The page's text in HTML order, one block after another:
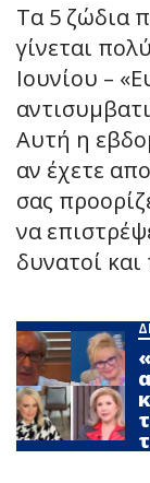
Τα 5 ζώδια
γίνεται
Ιουνίου –
Αυτή η
αν έχετε
σας
να
δυνατοί